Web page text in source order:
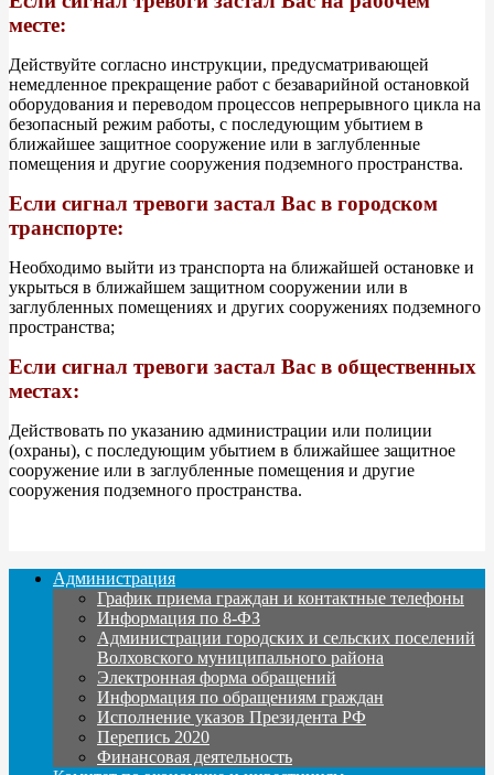
месте:
Действуйте согласно инструкции, предусматривающей
немедленное прекращение работ с безаварийной остановкой
оборудования и переводом процессов непрерывного цикла на
безопасный режим работы, с последующим убытием в
ближайшее защитное сооружение или в заглубленные
помещения и другие сооружения подземного пространства.
Если сигнал тревоги застал Вас в городском
транспорте:
Необходимо выйти из транспорта на ближайшей остановке и
укрыться в ближайшем защитном сооружении или в
заглубленных помещениях и других сооружениях подземного
пространства;
Если сигнал тревоги застал Вас в общественных
местах:
Действовать по указанию администрации или полиции
(охраны), с последующим убытием в ближайшее защитное
сооружение или в заглубленные помещения и другие
сооружения подземного пространства.
Администрация
График приема граждан и контактные телефоны
Информация по 8-ФЗ
Администрации городских и сельских поселений
Волховского муниципального района
Электронная форма обращений
Информация по обращениям граждан
Исполнение указов Президента РФ
Перепись 2020
Финансовая деятельность